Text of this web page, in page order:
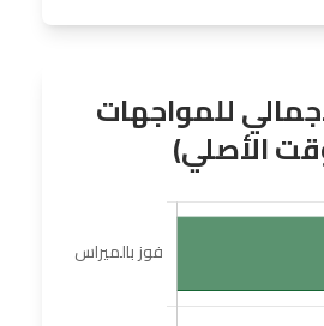
للمواجهات
الأصلي)